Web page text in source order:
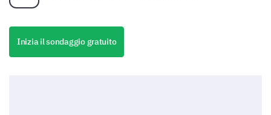
Inizia il sondaggio gratuito